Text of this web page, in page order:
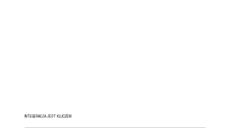
INTEGERACJA JEST KLUCZEM